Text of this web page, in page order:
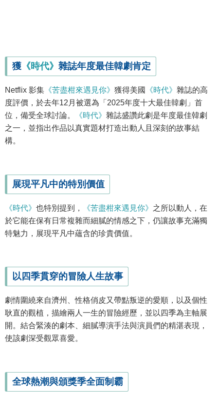
獲 《時代》 雜誌年度最佳韓劇肯定
Netflix 影集 《苦盡柑來遇見你》 獲得美國 《時代》 雜誌的高
度評價，於去年12月被選為「2025年度十大最佳韓劇」首
位，備受全球討論。
《時代》 雜誌盛讚此劇是年度最佳韓劇
之一，並指出作品以真實題材打造出動人且深刻的故事結
構。
展現平凡中的特別價值
《時代》 也特別提到， 《苦盡柑來遇見你》 之所以動人，在
於它能在保有日常複雜而細膩的情感之下，仍讓故事充滿獨
特魅力，展現平凡中蘊含的珍貴價值。
以四季貫穿的冒險人生故事
劇情圍繞來自濟州、性格俏皮又帶點叛逆的愛順，以及個性
耿直的觀植，描繪兩人一生的冒險經歷，並以四季為主軸展
開。結合緊湊的劇本、細膩導演手法與演員們的精湛表現，
使該劇深受觀眾喜愛。
全球熱潮與頒獎季全面制霸